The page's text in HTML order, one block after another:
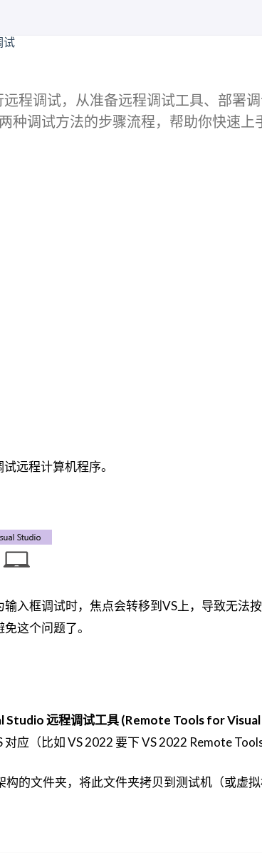
程调试，从准备远程调试工具、部署
种调试方法的步骤流程，帮助你快速上
远程计算机程序。
入框调试时，焦点会转移到VS上，导致无法
这个问题了。
Studio 远程调试工具 (Remote Tools for Visual
应（比如 VS 2022 要下 VS 2022 Remote
构的文件夹，将此文件夹拷贝到测试机（或虚